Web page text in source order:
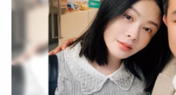
享用一半，還能免費加飯跟高湯
飯」；主餐吃完還會附上甜點「
驗畫下完美句點。花小錢就能吃
鮮丼 辻半」開幕初期造成大批排
開了第2間門市，進駐SOGO台